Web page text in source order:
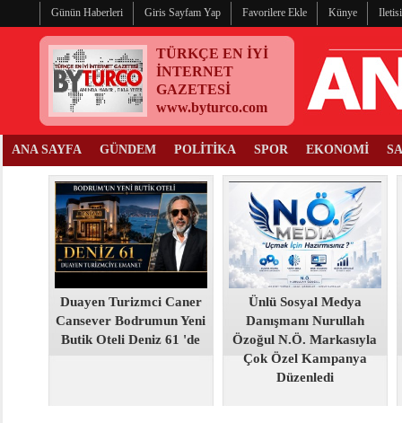
Günün Haberleri Giris Sayfam Yap Favorilere Ekle Künye
TÜRKÇE EN İYİ
İNTERNET
GAZETESİ
www.byturco.com
ANA SAYFA GÜNDEM POLİTİKA SPOR EKONOMİ
Duayen Turizmci Caner
Cansever Bodrumun Yeni
Butik Oteli Deniz 61 'de
Ünlü Sosyal Medya
Danışmanı Nurullah
Özoğul N.Ö. Markasıyla
Çok Özel Kampanya
Düzenledi